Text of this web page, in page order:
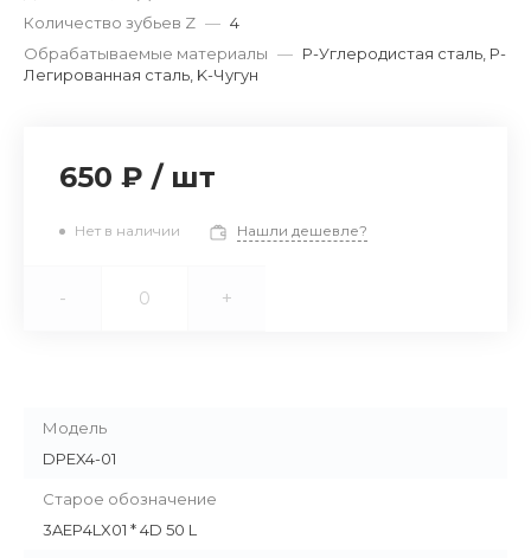
Количество зубьев Z — 4
Обрабатываемые материалы — P-Углеродистая сталь, P-
Легированная сталь, K-Чугун
650 ₽ / шт
Нет в наличии Нашли дешевле?
- +
Модель
DPEX4-01
Старое обозначение
3AEP4LX01 * 4D 50 L